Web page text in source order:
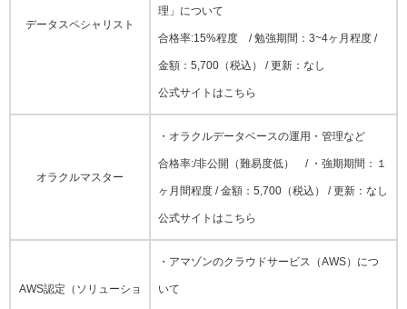
データスペシャリスト
理」について
合格率:15%程度 / 勉強期間：3~4ヶ月程度 /
金額：5,700（税込） / 更新：なし
公式サイトはこちら
オラクルマスター
・オラクルデータベースの運用・管理など
合格率:/非公開（難易度低） / ・強期期間：１
ヶ月間程度 / 金額：5,700（税込） / 更新：なし
公式サイトはこちら
AWS認定（ソリューショ
・アマゾンのクラウドサービス（AWS）につ
いて